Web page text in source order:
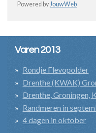
Powered byJouwWeb
Varen 2013
Rondje Flevopolder
Drenthe (KWAK)
Drenthe, Groningen,
Randmeren in
4 dagen in oktober